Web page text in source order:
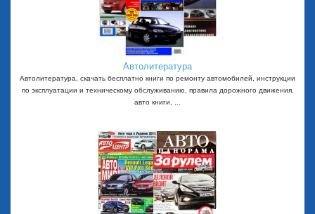
Автолитература
Автолитература, скачать бесплатно книги по ремонту автомобилей, инструкции
по эксплуатации и техническому обслуживанию, правила дорожного движения,
авто книги, ...